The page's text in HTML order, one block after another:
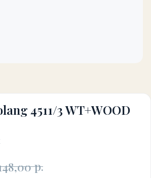
4511/3 WT+WOOD
р.